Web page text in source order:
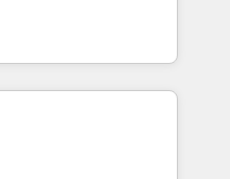
🔄 any
Website and
"HubScrub" Tool.
They Ask, You
partner built
training. That means
team you need to
faster, and grow